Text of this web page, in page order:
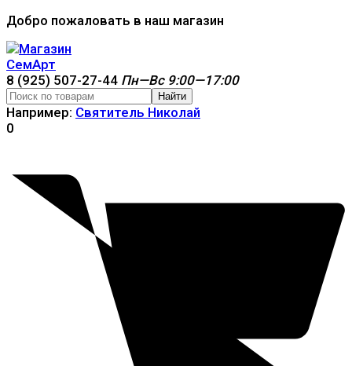
Добро пожаловать в наш магазин
8 (925) 507-27-44 Пн—Вс 9:00—17:00
Найти
Например: Святитель Николай
0